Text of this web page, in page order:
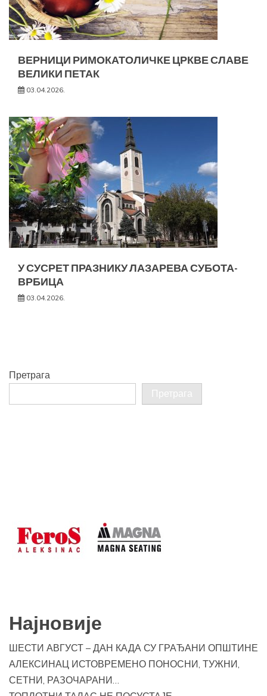
ВЕРНИЦИ РИМОКАТОЛИЧКЕ ЦРКВЕ СЛАВЕ
ВЕЛИКИ ПЕТАК
03.04.2026.
У СУСРЕТ ПРАЗНИКУ ЛАЗАРЕВА СУБОТА-
ВРБИЦА
03.04.2026.
Претрага
Претрага
Најновије
ШЕСТИ АВГУСТ – ДАН КАДА СУ ГРАЂАНИ ОПШТИНЕ
АЛЕКСИНАЦ ИСТОВРЕМЕНО ПОНОСНИ, ТУЖНИ,
СЕТНИ, РАЗОЧАРАНИ…